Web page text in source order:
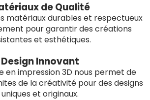
de Qualité
matériaux durables et respectueux
pour garantir des créations
et esthétiques.
Design Innovant
en impression 3D nous permet de
de la créativité pour des designs
uniques et originaux.